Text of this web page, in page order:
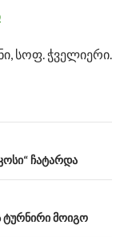
სოფ. ჭველიერი.
ჩატარდა
ტურნირი მოიგო